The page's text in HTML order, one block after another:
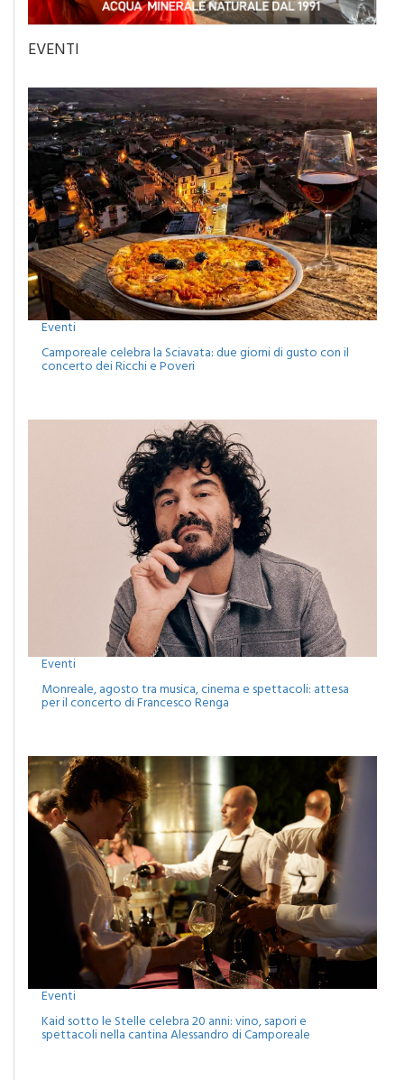
EVENTI
Eventi
Camporeale celebra la Sciavata: due giorni di gusto con il
concerto dei Ricchi e Poveri
Monreale, agosto tra musica, cinema e spettacoli: attesa
per il concerto di Francesco Renga
Kaid sotto le Stelle celebra 20 anni: vino, sapori e
spettacoli nella cantina Alessandro di Camporeale